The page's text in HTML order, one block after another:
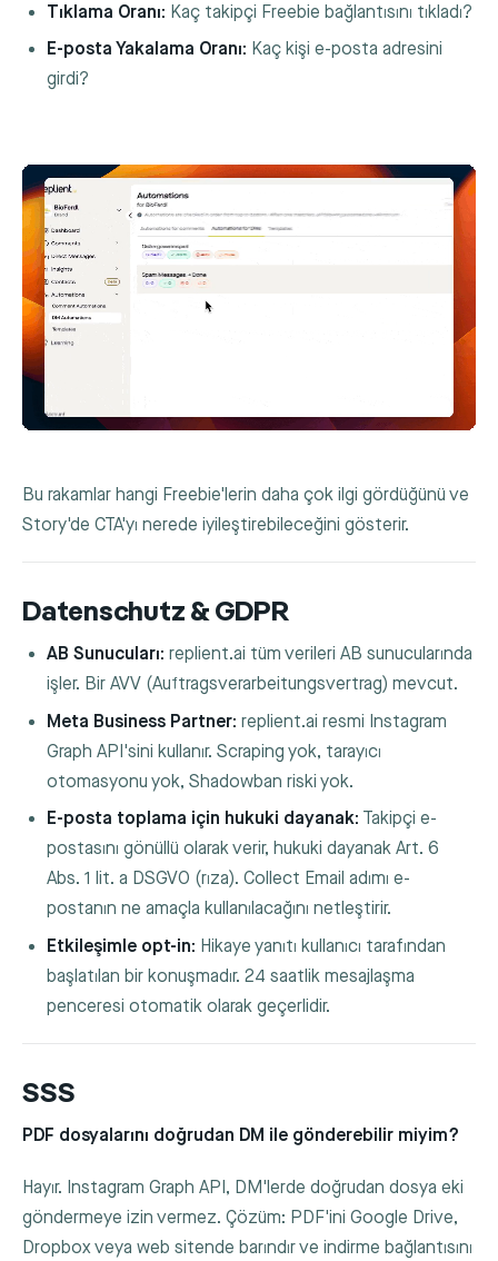
Tıklama Oranı: Kaç takipçi Freebie bağlantısını tıkladı?
E-posta Yakalama Oranı: Kaç kişi e-posta adresini
girdi?
Bu rakamlar hangi Freebie'lerin daha çok ilgi gördüğünü ve
Story'de CTA'yı nerede iyileştirebileceğini gösterir.
Datenschutz & GDPR
AB Sunucuları: replient.ai tüm verileri AB sunucularında
işler. Bir AVV (Auftragsverarbeitungsvertrag) mevcut.
Meta Business Partner: replient.ai resmi Instagram
Graph API'sini kullanır. Scraping yok, tarayıcı
otomasyonu yok, Shadowban riski yok.
E-posta toplama için hukuki dayanak: Takipçi e-
postasını gönüllü olarak verir, hukuki dayanak Art. 6
Abs. 1 lit. a DSGVO (rıza). Collect Email adımı e-
postanın ne amaçla kullanılacağını netleştirir.
Etkileşimle opt-in: Hikaye yanıtı kullanıcı tarafından
başlatılan bir konuşmadır. 24 saatlik mesajlaşma
penceresi otomatik olarak geçerlidir.
SSS
PDF dosyalarını doğrudan DM ile gönderebilir miyim?
Hayır. Instagram Graph API, DM'lerde doğrudan dosya eki
göndermeye izin vermez. Çözüm: PDF'ini Google Drive,
Dropbox veya web sitende barındır ve indirme bağlantısını